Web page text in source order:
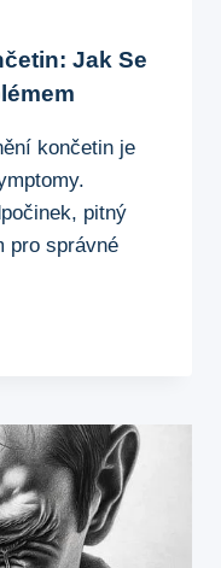
Jak Se
končetin je
pitný
pro správné